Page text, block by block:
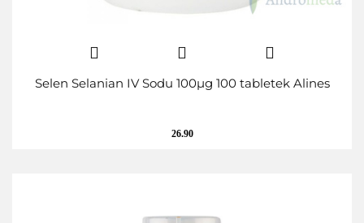
Selen Selanian IV Sodu 100µg 100 tabletek Alines
26.90